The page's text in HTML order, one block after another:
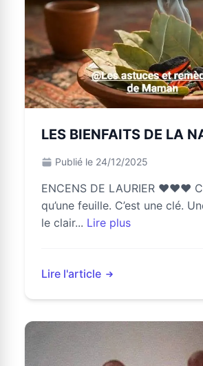
LES BIENFAITS DE LA
Publié le 24/12/2025
ENCENS DE LAURIER ♥️♥️♥️
qu’une feuille. C’est une clé.
le clair... Lire plus
Lire l'article